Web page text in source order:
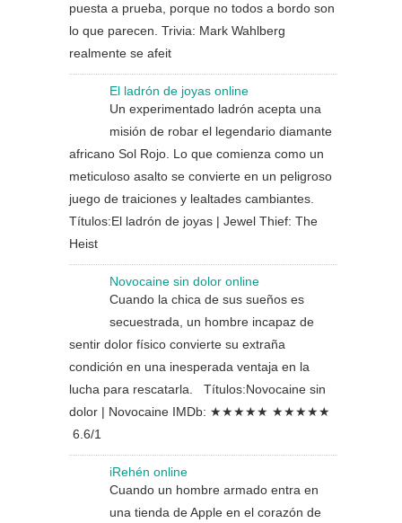
puesta a prueba, porque no todos a bordo son
lo que parecen. Trivia: Mark Wahlberg
realmente se afeit
El ladrón de joyas online
Un experimentado ladrón acepta una
misión de robar el legendario diamante
africano Sol Rojo. Lo que comienza como un
meticuloso asalto se convierte en un peligroso
juego de traiciones y lealtades cambiantes.
Títulos:El ladrón de joyas | Jewel Thief: The
Heist
Novocaine sin dolor online
Cuando la chica de sus sueños es
secuestrada, un hombre incapaz de
sentir dolor físico convierte su extraña
condición en una inesperada ventaja en la
lucha para rescatarla. Títulos:Novocaine sin
dolor | Novocaine IMDb: ★★★★★ ★★★★★
6.6/1
iRehén online
Cuando un hombre armado entra en
una tienda de Apple en el corazón de